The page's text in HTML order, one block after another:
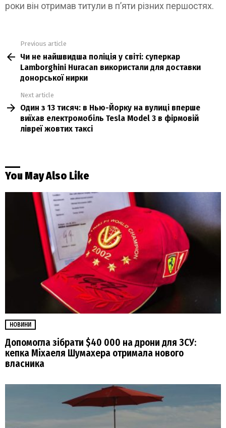
роки він отримав титули в п’яти різних першостях.
more
Previous article
Чи не найшвидша поліція у світі: суперкар
Lamborghini Huracan використали для доставки
донорської нирки
Next article
Один з 13 тисяч: в Нью-Йорку на вулиці вперше
виїхав електромобіль Tesla Model 3 в фірмовій
лівреї жовтих таксі
You May Also Like
НОВИНИ
Допомогла зібрати $40 000 на дрони для ЗСУ:
кепка Міхаеля Шумахера отримала нового
власника